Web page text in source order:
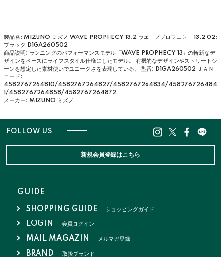
製品名: MIZUNO ミズノ WAVE PROPHECY 13.2 ウエーブプロフェシー 13.2 02:
ブラック D1GA260502
商品説明: ランニングのパフォーマンスモデル「WAVE PROPHECY 13」の斬新なデ
ザインをベースにライフスタイル仕様にしたモデル。 有機的なデザインやストリートシ
ーンを想定した素材使いでユニークさを表現している。
型番: D1GA260502 ＪＡＮ
コード:
4582767264810/4582767264827/4582767264834/458276726484
1/4582767264858/4582767264872
メーカー: MIZUNO ミズノ
FOLLOW US
新規会員登録はこちら
GUIDE
SHOPPING GUIDE ショッピングガイド
LOGIN 会員ログイン
MAIL MAGAZIN メルマガ登録
BRAND 取扱ブランド